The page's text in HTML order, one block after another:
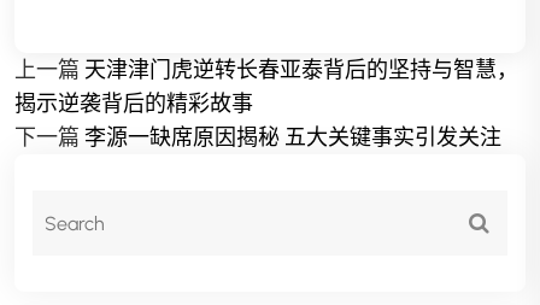
上一篇 天津津门虎逆转长春亚泰背后的坚持与智慧，
揭示逆袭背后的精彩故事
下一篇 李源一缺席原因揭秘 五大关键事实引发关注